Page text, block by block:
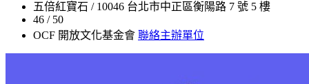
五倍紅寶石 / 10046 台北市中正區衡陽路 7 號 5 樓
46 / 50
OCF 開放文化基金會 聯絡主辦單位